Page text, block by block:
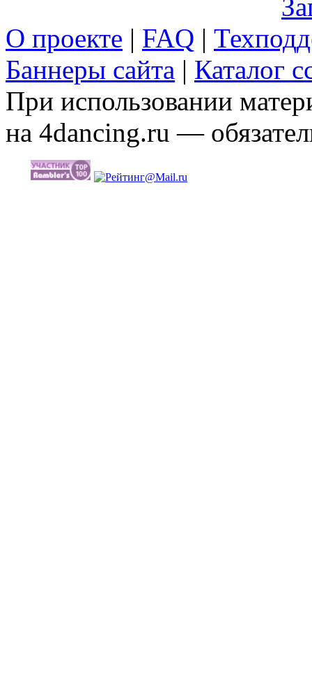
О проекте | FAQ |
Баннеры сайта | Каталог
При использовании
на 4dancing.ru —